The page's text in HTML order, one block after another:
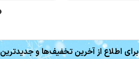
برای اطلاع از آخرین تخفیف‌ها و